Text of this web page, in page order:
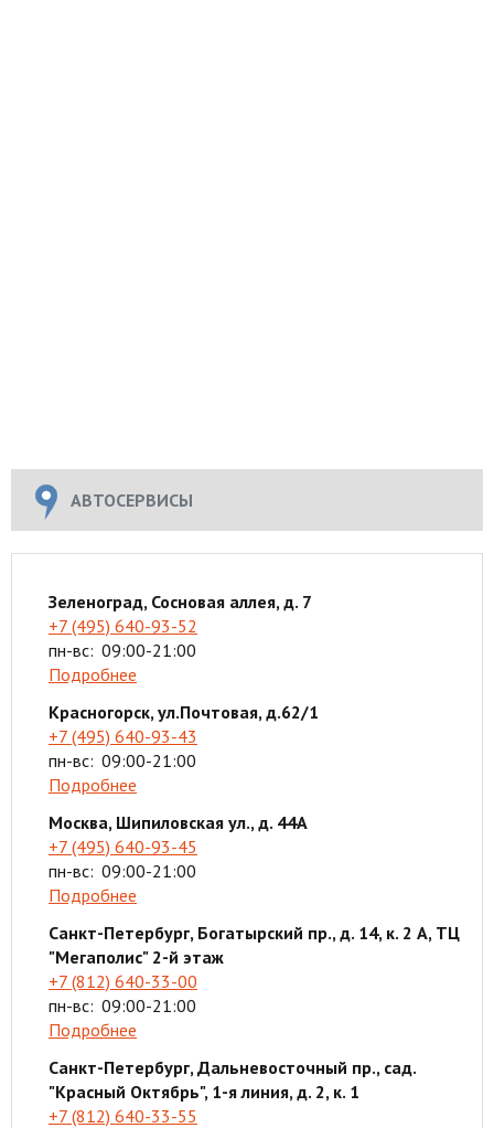
АВТОСЕРВИСЫ
Зеленоград, Сосновая аллея, д. 7
+7 (495) 640-93-52
пн-вс: 09:00-21:00
Подробнее
Красногорск, ул.Почтовая, д.62/1
+7 (495) 640-93-43
пн-вс: 09:00-21:00
Подробнее
Москва, Шипиловская ул., д. 44А
+7 (495) 640-93-45
пн-вс: 09:00-21:00
Подробнее
Санкт-Петербург, Богатырский пр., д. 14, к. 2 А, ТЦ
"Мегаполис" 2-й этаж
+7 (812) 640-33-00
пн-вс: 09:00-21:00
Подробнее
Санкт-Петербург, Дальневосточный пр., сад.
"Красный Октябрь", 1-я линия, д. 2, к. 1
+7 (812) 640-33-55